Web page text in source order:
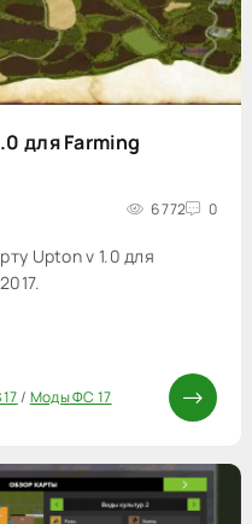
для Farming
6 772 0
Upton v 1.0 для
/ Моды ФС 17